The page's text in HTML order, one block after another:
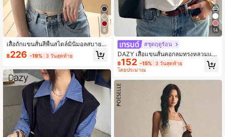
8
เสื้อถักแขนสั้นสีพื้นสไตล์มินิมอลสบายๆ
สำหรับผู้หญิงฤดูร้อน
฿226 -19% 3 วันสุดท้าย
14
#ชุดฤดูร้อน
DAZY เสื้อแขนสั้นคอกลมทรงหลวมแบ
บสบายๆ สำหรับผู้หญิง, ฤดูใบไม้ร่วง/ฤดู
หนาว ฤดูร้อน
฿152 -15% 3 วันสุดท้าย
โดยประมาณ